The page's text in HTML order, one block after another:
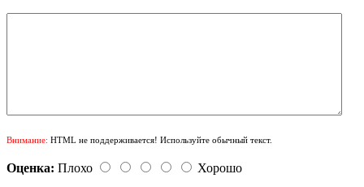
Внимание: HTML не поддерживается! Используйте обычный текст.
Оценка: Плохо
Хорошо